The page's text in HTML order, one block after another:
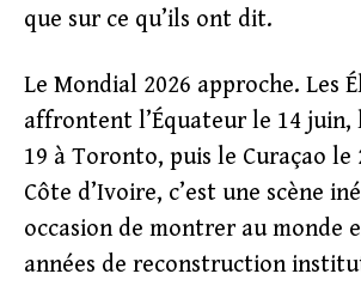
que sur ce qu’ils ont dit.
Le Mondial 2026 approche. Les
affrontent l’Équateur le 14 juin,
19 à Toronto, puis le Curaçao le
Côte d’Ivoire, c’est une scène
occasion de montrer au monde
années de reconstruction